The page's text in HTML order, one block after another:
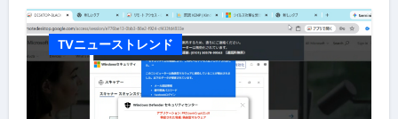
TVニューストレンド